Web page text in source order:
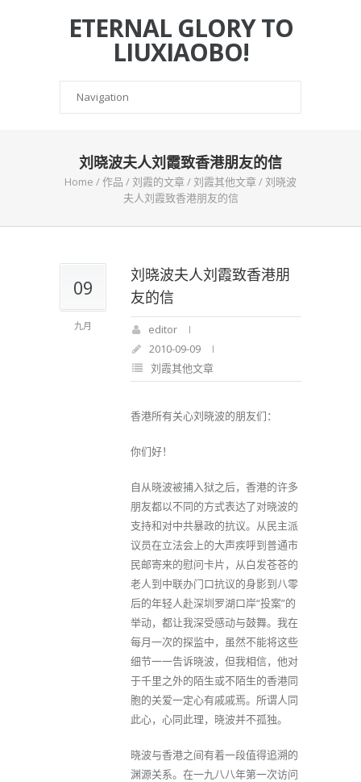
ETERNAL GLORY TO
LIUXIAOBO!
刘晓波夫人刘霞致香港朋友的信
Home /作品 /刘霞的文章/刘霞其他文章/刘晓波
夫人刘霞致香港朋友的信
09
九月
刘晓波夫人刘霞致香港朋
友的信
editor
2010-09-09
刘霞其他文章
香港所有关心刘晓波的朋友们：
你们好！
自从晓波被捕入狱之后，香港的许多
朋友都以不同的方式表达了对晓波的
支持和对中共暴政的抗议。从民主派
议员在立法会上的大声疾呼到普通市
民邮寄来的慰问卡片，从白发苍苍的
老人到中联办门口抗议的身影到八零
后的年轻人赴深圳罗湖口岸“投案”的
举动，都让我深受感动与鼓舞。我在
每月一次的探监中，虽然不能将这些
细节一一告诉晓波，但我相信，他对
于千里之外的陌生或不陌生的香港同
胞的关爱一定心有戚戚焉。所谓人同
此心，心同此理，晓波并不孤独。
晓波与香港之间有着一段值得追溯的
渊源关系。在一九八八年第一次访问